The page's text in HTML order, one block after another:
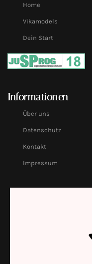
Home
Vikamodels
Dein Start
Informationen
Über uns
Datenschutz
Kontakt
Impressum